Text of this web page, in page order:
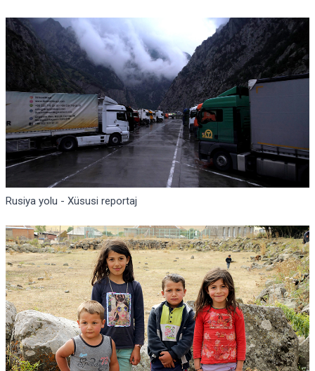
Rusiya yolu - Xüsusi reportaj